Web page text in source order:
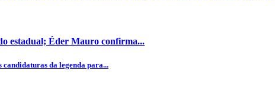
estadual; Éder Mauro confirma...
da legenda para...